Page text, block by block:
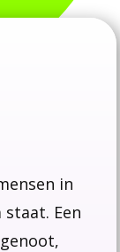
in
staat. Een